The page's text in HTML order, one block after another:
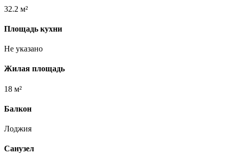
32.2 м²
Площадь кухни
Не указано
Жилая площадь
18 м²
Балкон
Лоджия
Санузел